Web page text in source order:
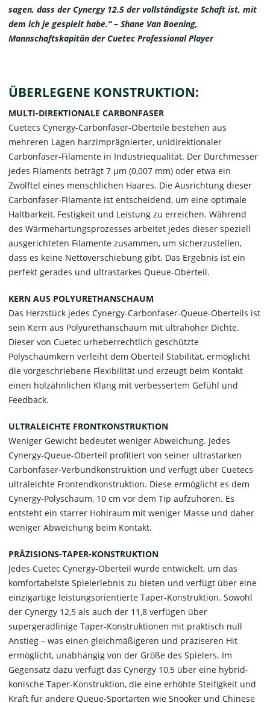
sagen, dass der Cynergy 12.5 der vollständigste Schaft ist, mit
dem ich je gespielt habe.“ – Shane Van Boening,
Mannschaftskapitän der Cuetec Professional Player
ÜBERLEGENE KONSTRUKTION:
MULTI-DIREKTIONALE CARBONFASER
Cuetecs Cynergy-Carbonfaser-Oberteile bestehen aus
mehreren Lagen harzimprägnierter, unidirektionaler
Carbonfaser-Filamente in Industriequalität. Der Durchmesser
jedes Filaments beträgt 7 μm (0,007 mm) oder etwa ein
Zwölftel eines menschlichen Haares. Die Ausrichtung dieser
Carbonfaser-Filamente ist entscheidend, um eine optimale
Haltbarkeit, Festigkeit und Leistung zu erreichen. Während
des Wärmehärtungsprozesses arbeitet jedes dieser speziell
ausgerichteten Filamente zusammen, um sicherzustellen,
dass es keine Nettoverschiebung gibt. Das Ergebnis ist ein
perfekt gerades und ultrastarkes Queue-Oberteil.
KERN AUS POLYURETHANSCHAUM
Das Herzstück jedes Cynergy-Carbonfaser-Queue-Oberteils ist
sein Kern aus Polyurethanschaum mit ultrahoher Dichte.
Dieser von Cuetec urheberrechtlich geschützte
Polyschaumkern verleiht dem Oberteil Stabilität, ermöglicht
die vorgeschriebene Flexibilität und erzeugt beim Kontakt
einen holzähnlichen Klang mit verbessertem Gefühl und
Feedback.
ULTRALEICHTE FRONTKONSTRUKTION
Weniger Gewicht bedeutet weniger Abweichung. Jedes
Cynergy-Queue-Oberteil profitiert von seiner ultrastarken
Carbonfaser-Verbundkonstruktion und verfügt über Cuetecs
ultraleichte Frontendkonstruktion. Diese ermöglicht es dem
Cynergy-Polyschaum, 10 cm vor dem Tip aufzuhören. Es
entsteht ein starrer Hohlraum mit weniger Masse und daher
weniger Abweichung beim Kontakt.
PRÄZISIONS-TAPER-KONSTRUKTION
Jedes Cuetec Cynergy-Oberteil wurde entwickelt, um das
komfortabelste Spielerlebnis zu bieten und verfügt über eine
einzigartige leistungsorientierte Taper-Konstruktion. Sowohl
der Cynergy 12,5 als auch der 11,8 verfügen über
supergeradlinige Taper-Konstruktionen mit praktisch null
Anstieg – was einen gleichmäßigeren und präziseren Hit
ermöglicht, unabhängig von der Größe des Spielers. Im
Gegensatz dazu verfügt das Cynergy 10,5 über eine hybrid-
konische Taper-Konstruktion, die eine erhöhte Steifigkeit und
Kraft für andere Queue-Sportarten wie Snooker und Chinese